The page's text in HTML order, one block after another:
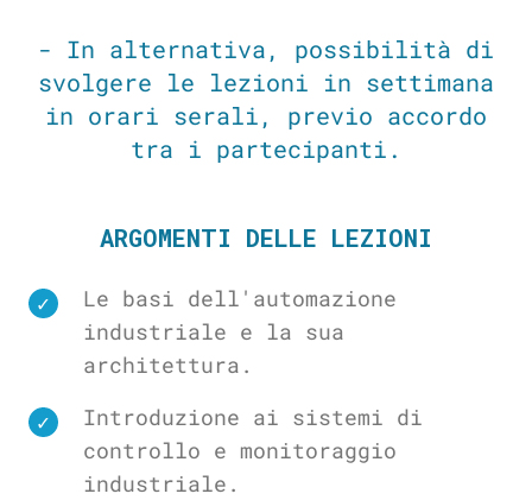
- In alternativa, possibilità di
svolgere le lezioni in settimana
in orari serali, previo accordo
tra i partecipanti.
ARGOMENTI DELLE LEZIONI
Le basi dell'automazione
industriale e la sua
architettura.
Introduzione ai sistemi di
controllo e monitoraggio
industriale.